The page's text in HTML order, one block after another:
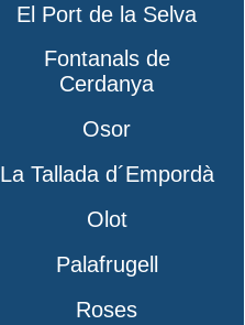
El Port de la Selva
Fontanals de
Cerdanya
Osor
La Tallada d´Empordà
Olot
Palafrugell
Roses